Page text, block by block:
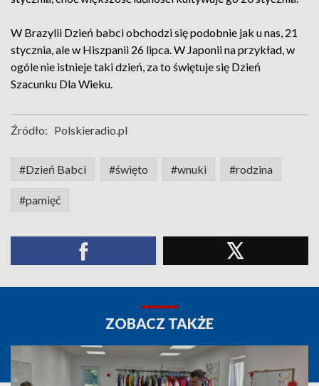
W Brazylii Dzień babci obchodzi się podobnie jak u nas, 21
stycznia, ale w Hiszpanii 26 lipca. W Japonii na przykład, w
ogóle nie istnieje taki dzień, za to świętuje się Dzień
Szacunku Dla Wieku.
Źródło: Polskieradio.pl
#Dzień Babci #święto #wnuki #rodzina
#pamięć
ZOBACZ TAKŻE